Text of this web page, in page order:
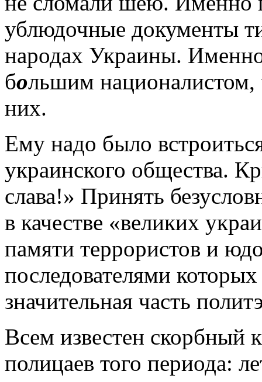
ублюдочные документы
народах Украины.
большим националистом,
них.
Ему надо было
украинского общества.
слава!» Принять
в качестве «великих
памяти террористов и
последователями которых
значительная часть
Всем известен скорбный
полицаев того периода: